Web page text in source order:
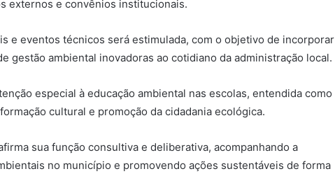
externos e convênios institucionais.
e eventos técnicos será estimulada, com o objetivo de incorporar
gestão ambiental inovadoras ao cotidiano da administração local.
especial à educação ambiental nas escolas, entendida como
cultural e promoção da cidadania ecológica.
sua função consultiva e deliberativa, acompanhando a
no município e promovendo ações sustentáveis de forma